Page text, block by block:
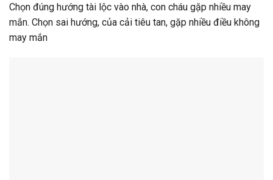
Chọn đúng hướng tài lộc vào nhà, con cháu gặp nhiều may
mắn. Chọn sai hướng, của cải tiêu tan, gặp nhiều điều không
may mắn